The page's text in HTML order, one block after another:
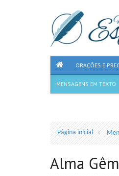
ORAÇÕES E
MENSAGENS EM TEXTO
Página inicial
Alma